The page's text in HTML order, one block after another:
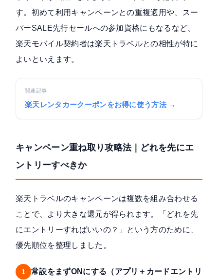
す。初めて利用キャンペーンとの重複適用や、スー
パーSALE先行セールへの参加資格にもなるなど、
楽天モバイル契約者は楽天トラベルとの相性が特に
よいといえます。
関連記事
楽天レンタカークーポンをお得に使う方法 →
キャンペーン重ね取り攻略法｜どれを先にエ
ントリーすべきか
楽天トラベルのキャンペーンは複数を組み合わせる
ことで、より大きな還元が得られます。「どれを先
にエントリーすればいいの？」という方のために、
優先順位を整理しました。
1 常設をまずONにする（アプリ＋カードエントリ